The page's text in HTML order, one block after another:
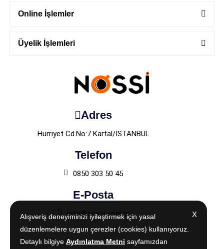
X
Alışveriş deneyiminizi iyileştirmek için yasal
düzenlemelere uygun çerezler (cookies) kullanıyoruz.
Detaylı bilgiye Aydınlatma Metni sayfamızdan
Online İşlemler
Üyelik İşlemleri
Adres
Hürriyet Cd.No:7 Kartal/İSTANBUL
Telefon
0850 303 50 45
E-Posta
info@nossi.com.tr X
Alışveriş deneyiminizi iyileştirmek için yasal
düzenlemelere uygun çerezler (cookies) kullanıyoruz.
Detaylı bilgiye Aydınlatma Metni sayfamızdan